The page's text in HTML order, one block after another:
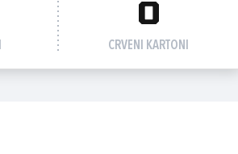
0
CRVENI KARTONI